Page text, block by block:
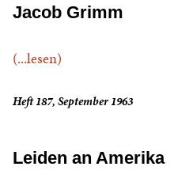
Jacob Grimm
(...lesen)
Heft 187, September 1963
Leiden an Amerika